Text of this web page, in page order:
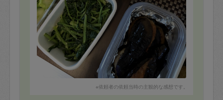
※依頼者の依頼当時の主観的な感想です。